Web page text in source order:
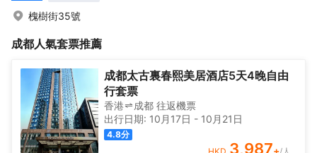
槐樹街35號
成都人氣套票推薦
成都太古裏春熙美居酒店5天4晚自由
行套票
香港 成都 往返機票
出行日期: 10月17日 - 10月21日
4.8分
3,987+